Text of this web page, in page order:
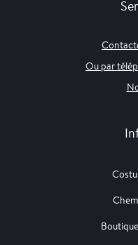
Ou par